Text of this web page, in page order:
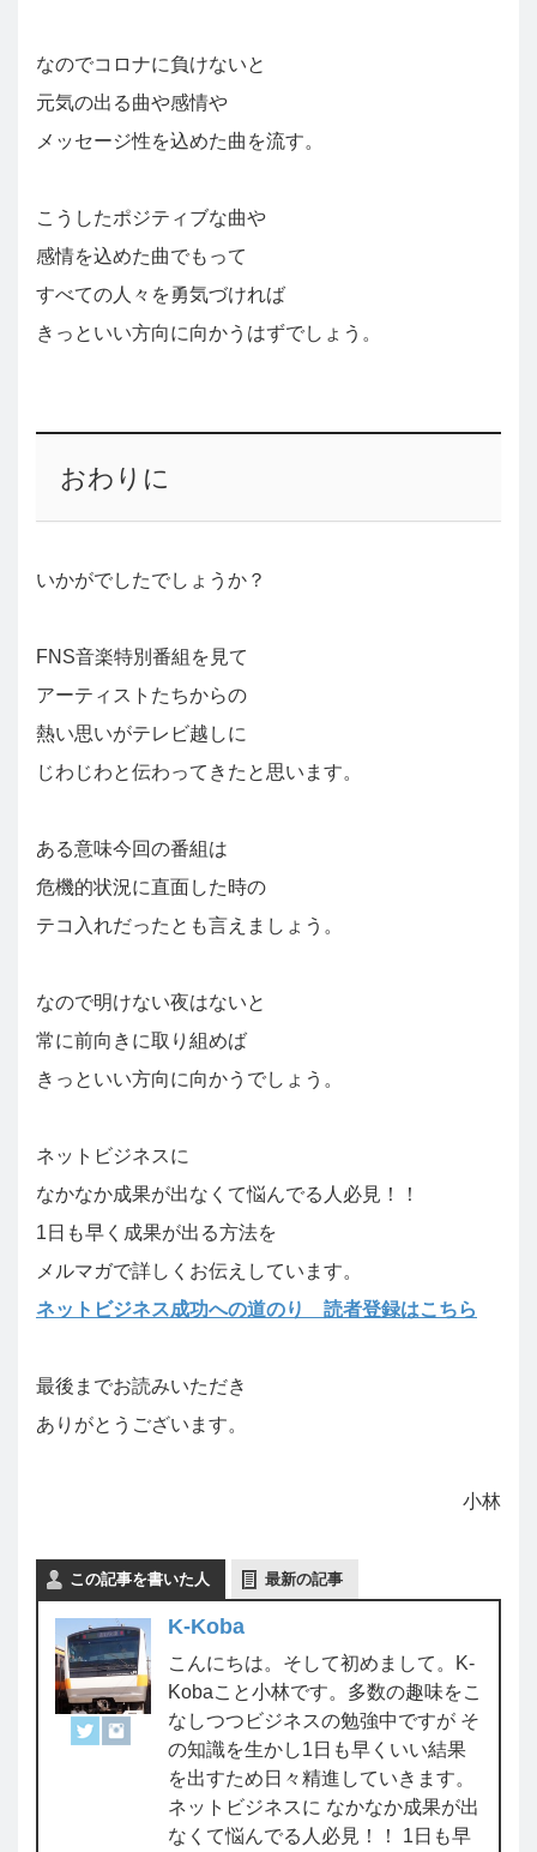
なのでコロナに負けないと
元気の出る曲や感情や
メッセージ性を込めた曲を流す。
こうしたポジティブな曲や
感情を込めた曲でもって
すべての人々を勇気づければ
きっといい方向に向かうはずでしょう。
おわりに
いかがでしたでしょうか？
FNS音楽特別番組を見て
アーティストたちからの
熱い思いがテレビ越しに
じわじわと伝わってきたと思います。
ある意味今回の番組は
危機的状況に直面した時の
テコ入れだったとも言えましょう。
なので明けない夜はないと
常に前向きに取り組めば
きっといい方向に向かうでしょう。
ネットビジネスに
なかなか成果が出なくて悩んでる人必見！！
1日も早く成果が出る方法を
メルマガで詳しくお伝えしています。
ネットビジネス成功への道のり 読者登録はこちら
最後までお読みいただき
ありがとうございます。
小林
この記事を書いた人 最新の記事
K-Koba
こんにちは。そして初めまして。K-
Kobaこと小林です。多数の趣味をこ
なしつつビジネスの勉強中ですが そ
の知識を生かし1日も早くいい結果
を出すため日々精進していきます。
ネットビジネスに なかなか成果が出
なくて悩んでる人必見！！ 1日も早